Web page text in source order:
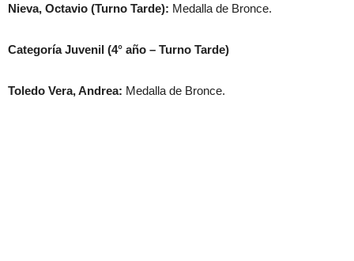
Nieva, Octavio (Turno Tarde): Medalla de Bronce.
Categoría Juvenil (4° año – Turno Tarde)
Toledo Vera, Andrea: Medalla de Bronce.